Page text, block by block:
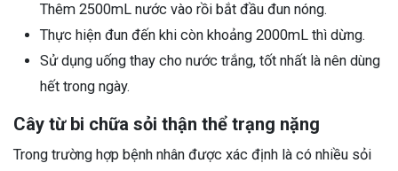
Thêm 2500mL nước vào rồi bắt đầu đun nóng.
Thực hiện đun đến khi còn khoảng 2000mL thì dừng.
Sử dụng uống thay cho nước trắng, tốt nhất là nên dùng
hết trong ngày.
Cây từ bi chữa sỏi thận thể trạng nặng
Trong trường hợp bệnh nhân được xác định là có nhiều sỏi